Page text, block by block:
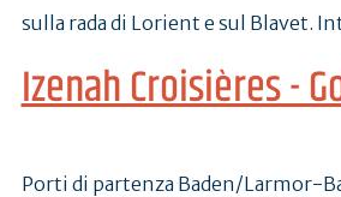
sulla rada di Lorient e sul Blavet.
Izenah Croisières -
Porti di partenza Baden/Larmor-